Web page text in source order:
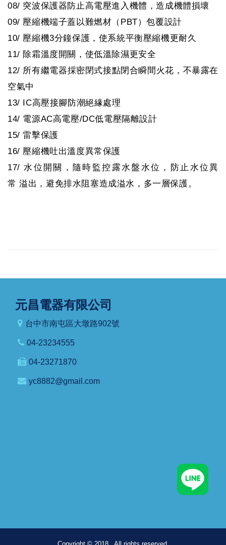
08/ 突波保護器防止高電壓進入機體，造成機體損壞
09/ 壓縮機端子蓋以難燃材（PBT）包覆設計
10/ 壓縮機3分鐘保護，使系統平衡壓縮機更耐久
11/ 除霜溫度開關，使低溫除濕更安全
12/ 所有繼電器採密閉式接點閉合瞬間火花，不暴露在
空氣中
13/ IC高壓接腳防潮絕緣處理
14/ 電源AC高電壓/DC低電壓隔離設計
15/ 雷擊保護
16/ 壓縮機吐出溫度異常保護
17/ 水位開關，隨時監控露水盤水位，防止水位異
常 溢出，避免排水阻塞造成溢水，多一層保護。
元昌電器有限公司
台中市南屯區大墩路902號
04-23234555
04-23271870
yc8882@gmail.com